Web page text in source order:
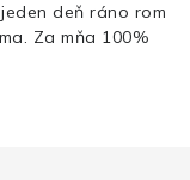
deň ráno rom
Za mňa 100%